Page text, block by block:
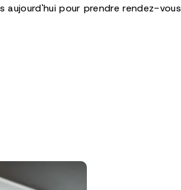
pour prendre rendez-vous